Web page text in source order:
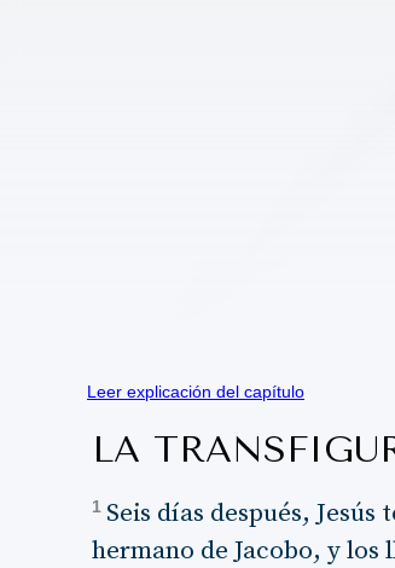
Leer explicación del capítulo
LA
1 Seis días después,
hermano de Jacobo, y